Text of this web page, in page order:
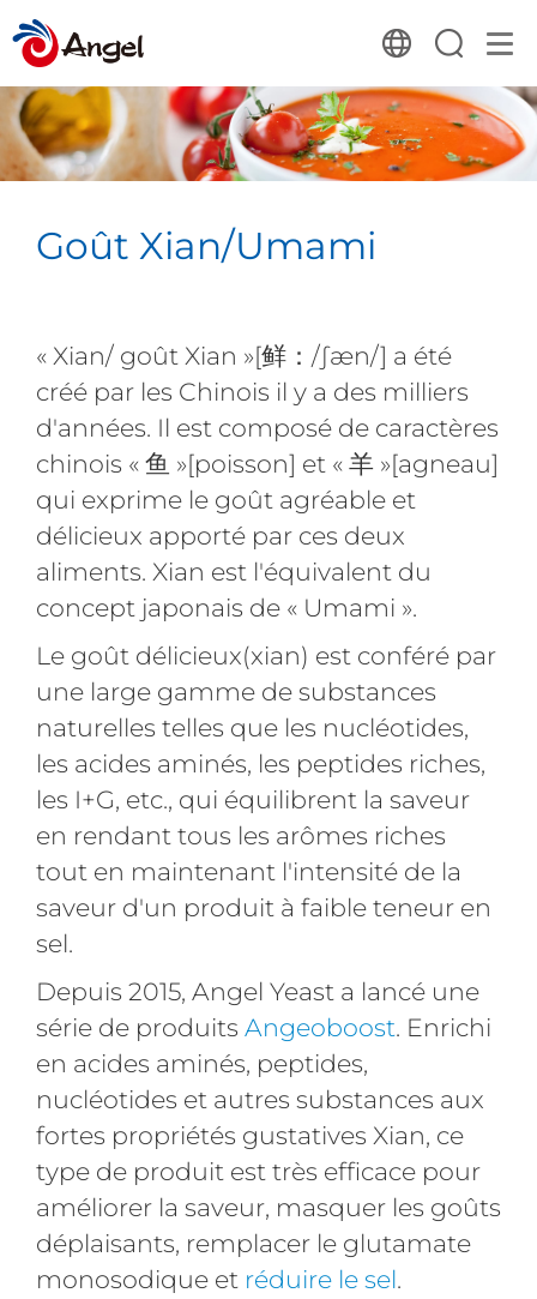
Goût Xian/Umami
« Xian/ goût Xian »[鲜：/∫æn/] a été
créé par les Chinois il y a des milliers
d'années. Il est composé de caractères
chinois « 鱼 »[poisson] et « 羊 »[agneau]
qui exprime le goût agréable et
délicieux apporté par ces deux
aliments. Xian est l'équivalent du
concept japonais de « Umami ».
Le goût délicieux(xian) est conféré par
une large gamme de substances
naturelles telles que les nucléotides,
les acides aminés, les peptides riches,
les I+G, etc., qui équilibrent la saveur
en rendant tous les arômes riches
tout en maintenant l'intensité de la
saveur d'un produit à faible teneur en
sel.
Depuis 2015, Angel Yeast a lancé une
série de produits Angeoboost. Enrichi
en acides aminés, peptides,
nucléotides et autres substances aux
fortes propriétés gustatives Xian, ce
type de produit est très efficace pour
améliorer la saveur, masquer les goûts
déplaisants, remplacer le glutamate
monosodique et réduire le sel.